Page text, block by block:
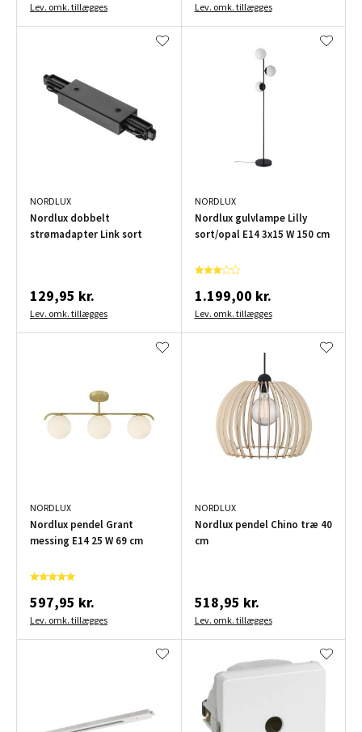
Lev. omk. tillægges Lev. omk. tillægges
NORDLUX
Nordlux dobbelt
strømadapter Link sort
129,95 kr.
Lev. omk. tillægges
NORDLUX
Nordlux gulvlampe Lilly
sort/opal E14 3x15 W 150 cm
1.199,00 kr.
Lev. omk. tillægges
NORDLUX
Nordlux pendel Grant
messing E14 25 W 69 cm
597,95 kr.
Lev. omk. tillægges
NORDLUX
Nordlux pendel Chino træ 40
cm
518,95 kr.
Lev. omk. tillægges